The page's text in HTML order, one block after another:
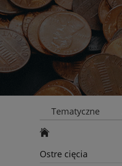
Tematyczne
Ostre cięcia